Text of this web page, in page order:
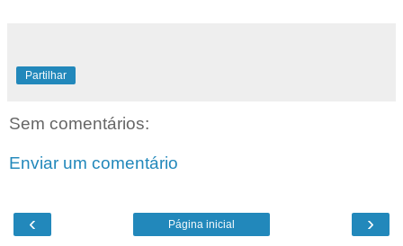
Partilhar
Sem comentários:
Enviar um comentário
‹ ›
Página inicial